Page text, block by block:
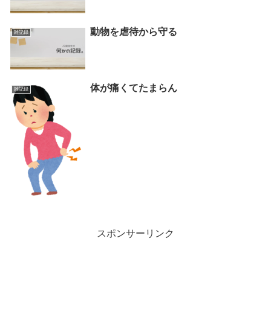
雑記録 動物を虐待から守る
雑記録 体が痛くてたまらん
スポンサーリンク